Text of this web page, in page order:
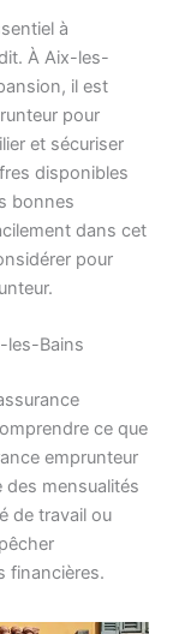
à
À Aix-les-
il est
pour
et sécuriser
disponibles
bonnes
dans cet
pour
les-Bains
ce que
emprunteur
mensualités
de travail ou
financières.